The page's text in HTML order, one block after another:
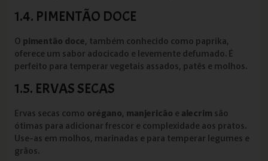
1.4. PIMENTÃO DOCE
O pimentão doce, também conhecido como paprika,
oferece um sabor adocicado e levemente defumado. É
perfeito para temperar vegetais assados, patês e molhos.
1.5. ERVAS SECAS
Ervas secas como orégano, manjericão e alecrim são
ótimas para adicionar frescor e complexidade aos pratos.
Use-as em molhos, marinadas e para temperar legumes e
grãos.